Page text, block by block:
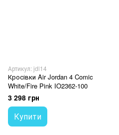
Артикул: jdl14
Кросівки Air Jordan 4 Comic
White/Fire Pink IO2362-100
3 298 грн
Купити